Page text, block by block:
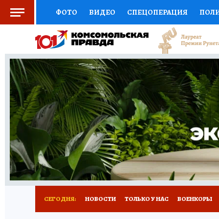
ФОТО ВИДЕО СПЕЦОПЕРАЦИЯ
СОЦПОДДЕРЖКА НАУКА СПЕЦПРОЕКТЫ
НАЦИОНАЛЬНЫЕ ПРОЕКТЫ РОССИИ
ЖЕНСКИЕ СЕКРЕТЫ ПУТЕВОДИТЕЛЬ
ДЕФИЦИТ ЖЕЛЕЗА ПРЕСС-ЦЕНТР
РЕКЛАМА ТЕСТЫ НОВОЕ НА САЙТЕ
СЕГОДНЯ: НОВОСТИ ТОЛЬКО У НАС ВОЕНКОРЫ